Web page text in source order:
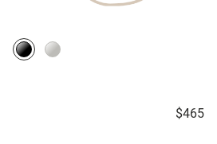
$465